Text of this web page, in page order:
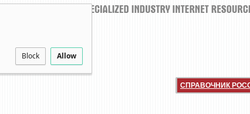
Block Allow
СПРАВОЧНИК